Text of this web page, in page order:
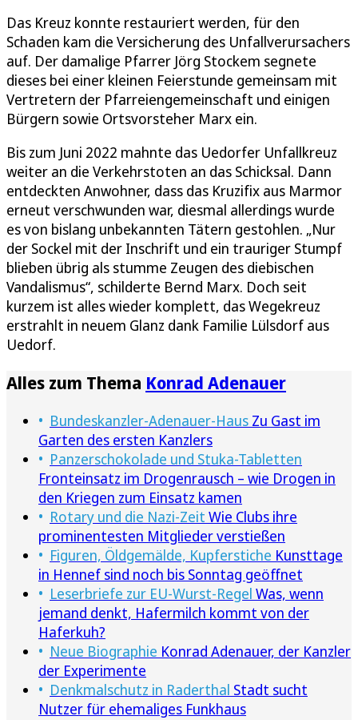
Das Kreuz konnte restauriert werden, für den
Schaden kam die Versicherung des Unfallverursachers
auf. Der damalige Pfarrer Jörg Stockem segnete
dieses bei einer kleinen Feierstunde gemeinsam mit
Vertretern der Pfarreiengemeinschaft und einigen
Bürgern sowie Ortsvorsteher Marx ein.
Bis zum Juni 2022 mahnte das Uedorfer Unfallkreuz
weiter an die Verkehrstoten an das Schicksal. Dann
entdeckten Anwohner, dass das Kruzifix aus Marmor
erneut verschwunden war, diesmal allerdings wurde
es von bislang unbekannten Tätern gestohlen. „Nur
der Sockel mit der Inschrift und ein trauriger Stumpf
blieben übrig als stumme Zeugen des diebischen
Vandalismus“, schilderte Bernd Marx. Doch seit
kurzem ist alles wieder komplett, das Wegekreuz
erstrahlt in neuem Glanz dank Familie Lülsdorf aus
Uedorf.
Alles zum Thema Konrad Adenauer
Bundeskanzler-Adenauer-Haus Zu Gast im
Garten des ersten Kanzlers
Panzerschokolade und Stuka-Tabletten
Fronteinsatz im Drogenrausch – wie Drogen in
den Kriegen zum Einsatz kamen
Rotary und die Nazi-Zeit Wie Clubs ihre
prominentesten Mitglieder verstießen
Figuren, Öldgemälde, Kupferstiche Kunsttage
in Hennef sind noch bis Sonntag geöffnet
Leserbriefe zur EU-Wurst-Regel Was, wenn
jemand denkt, Hafermilch kommt von der
Haferkuh?
Neue Biographie Konrad Adenauer, der Kanzler
der Experimente
Denkmalschutz in Raderthal Stadt sucht
Nutzer für ehemaliges Funkhaus